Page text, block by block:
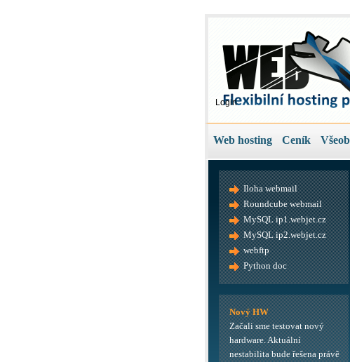
Login
Web hosting Ceník
Iloha webmail
Roundcube webmail
MySQL ip1.webjet.cz
MySQL ip2.webjet.cz
webftp
Python doc
Nový HW
Začali sme testovat nový
hardware. Aktuální
nestabilita bude řešena právě